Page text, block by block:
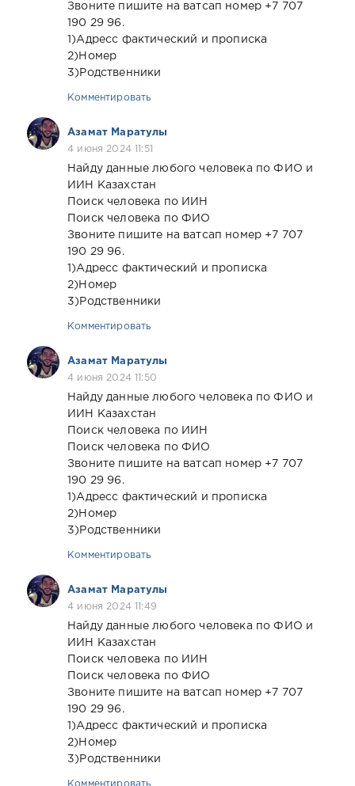
Звоните пишите на ватсап номер +7 707
190 29 96.
1)Адресс фактический и прописка
2)Номер
3)Родственники
Комментировать
Азамат Маратулы
4 июня 2024 11:51
Найду данные любого человека по ФИО и
ИИН Казахстан
Поиск человека по ИИН
Поиск человека по ФИО
Звоните пишите на ватсап номер +7 707
190 29 96.
1)Адресс фактический и прописка
2)Номер
3)Родственники
Комментировать
Азамат Маратулы
4 июня 2024 11:50
Найду данные любого человека по ФИО и
ИИН Казахстан
Поиск человека по ИИН
Поиск человека по ФИО
Звоните пишите на ватсап номер +7 707
190 29 96.
1)Адресс фактический и прописка
2)Номер
3)Родственники
Комментировать
Азамат Маратулы
4 июня 2024 11:49
Найду данные любого человека по ФИО и
ИИН Казахстан
Поиск человека по ИИН
Поиск человека по ФИО
Звоните пишите на ватсап номер +7 707
190 29 96.
1)Адресс фактический и прописка
2)Номер
3)Родственники
Комментировать